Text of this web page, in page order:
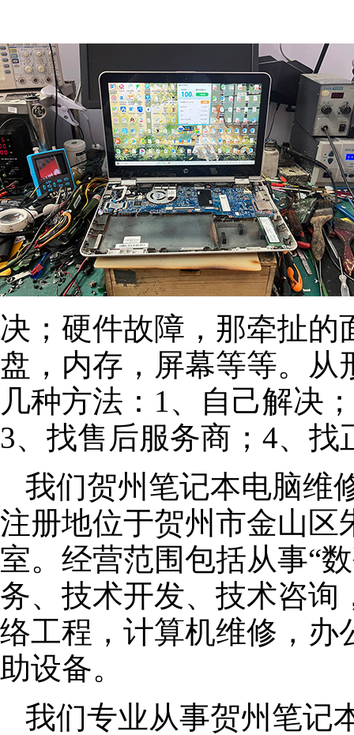
决；硬件故障，那牵扯的
盘，内存，屏幕等等。从
几种方法：1、自己解决
3、找售后服务商；4、找
我们贺州笔记本电脑维
注册地位于贺州市金山区
室。经营范围包括从事“
务、技术开发、技术咨询
络工程，计算机维修，办
助设备。
我们专业从事贺州笔记